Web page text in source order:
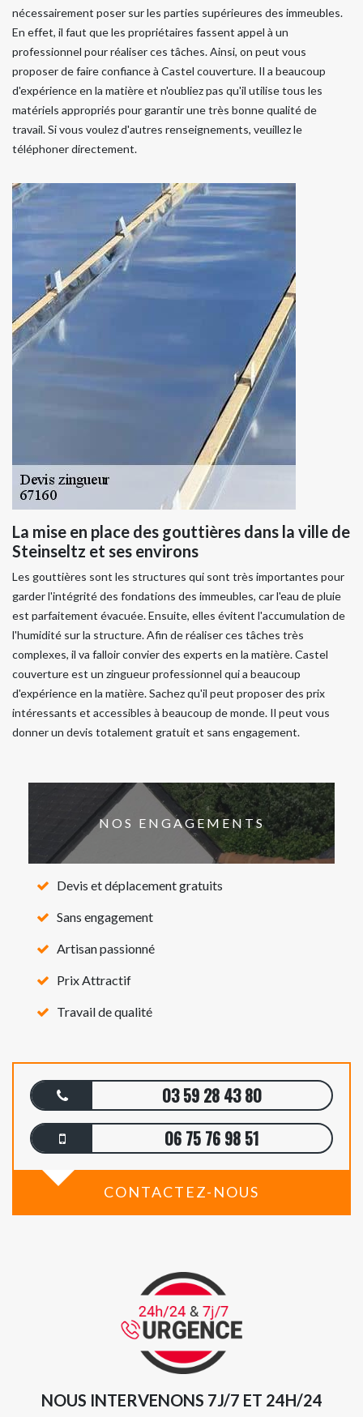
nécessairement poser sur les parties supérieures des immeubles.
En effet, il faut que les propriétaires fassent appel à un
professionnel pour réaliser ces tâches. Ainsi, on peut vous
proposer de faire confiance à Castel couverture. Il a beaucoup
d'expérience en la matière et n'oubliez pas qu'il utilise tous les
matériels appropriés pour garantir une très bonne qualité de
travail. Si vous voulez d'autres renseignements, veuillez le
téléphoner directement.
La mise en place des gouttières dans la ville de
Steinseltz et ses environs
Les gouttières sont les structures qui sont très importantes pour
garder l'intégrité des fondations des immeubles, car l'eau de pluie
est parfaitement évacuée. Ensuite, elles évitent l'accumulation de
l'humidité sur la structure. Afin de réaliser ces tâches très
complexes, il va falloir convier des experts en la matière. Castel
couverture est un zingueur professionnel qui a beaucoup
d'expérience en la matière. Sachez qu'il peut proposer des prix
intéressants et accessibles à beaucoup de monde. Il peut vous
donner un devis totalement gratuit et sans engagement.
NOS ENGAGEMENTS
Devis et déplacement gratuits
Sans engagement
Artisan passionné
Prix Attractif
Travail de qualité
03 59 28 43 80
06 75 76 98 51
CONTACTEZ-NOUS
NOUS INTERVENONS 7J/7 ET 24H/24